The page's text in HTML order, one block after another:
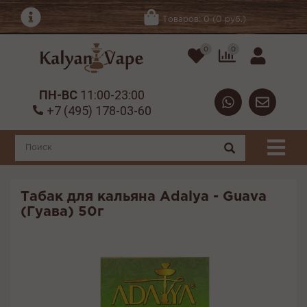
Товаров: 0 (0 руб.)
0 0
ПН-ВС 11:00-23:00
+7 (495) 178-03-60
Табак для кальяна Adalya - Guava
(Гуава) 50г